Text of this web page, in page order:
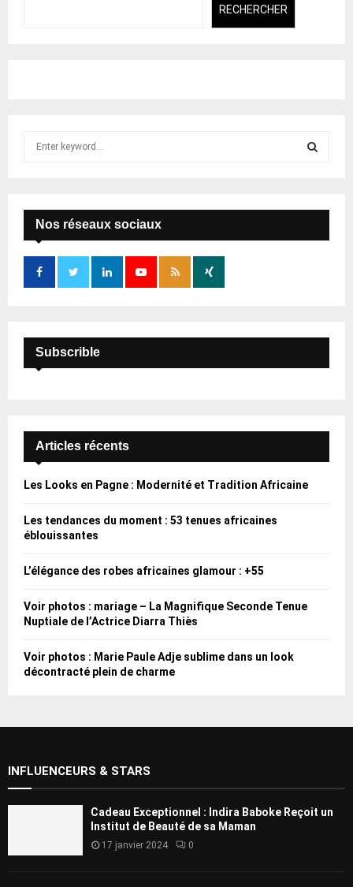
RECHERCHER
f
o
:
E
A
H
Nos réseaux sociaux
Subscrible
Articles récents
Les Looks en Pagne : Modernité et Tradition Africaine
Les tendances du moment : 53 tenues africaines
éblouissantes
L’élégance des robes africaines glamour : +55
Voir photos : mariage – La Magnifique Seconde Tenue
Nuptiale de l’Actrice Diarra Thiès
Voir photos : Marie Paule Adje sublime dans un look
décontracté plein de charme
INFLUENCEURS & STARS
Cadeau Exceptionnel : Indira Baboke Reçoit un
Institut de Beauté de sa Maman
17 janvier 2024 0